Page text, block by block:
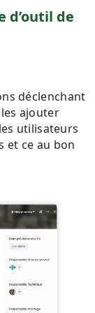
d’outil de
déclenchant
ajouter
utilisateurs
et ce au bon